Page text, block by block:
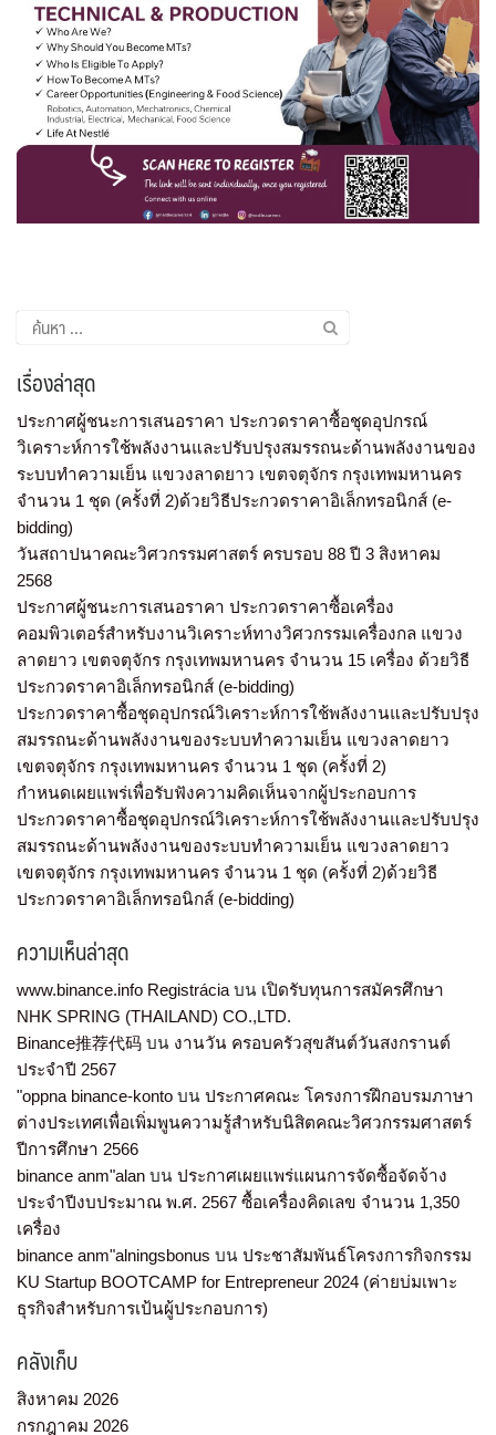
เรื่องล่าสุด
ประกาศผู้ชนะการเสนอราคา ประกวดราคาซื้อชุดอุปกรณ์
วิเคราะห์การใช้พลังงานและปรับปรุงสมรรถนะด้านพลังงานของ
ระบบทำความเย็น แขวงลาดยาว เขตจตุจักร กรุงเทพมหานคร
จำนวน 1 ชุด (ครั้งที่ 2)ด้วยวิธีประกวดราคาอิเล็กทรอนิกส์ (e-
bidding)
วันสถาปนาคณะวิศวกรรมศาสตร์ ครบรอบ 88 ปี 3 สิงหาคม
2568
ประกาศผู้ชนะการเสนอราคา ประกวดราคาซื้อเครื่อง
คอมพิวเตอร์สำหรับงานวิเคราะห์ทางวิศวกรรมเครื่องกล แขวง
ลาดยาว เขตจตุจักร กรุงเทพมหานคร จำนวน 15 เครื่อง ด้วยวิธี
ประกวดราคาอิเล็กทรอนิกส์ (e-bidding)
ประกวดราคาซื้อชุดอุปกรณ์วิเคราะห์การใช้พลังงานและปรับปรุง
สมรรถนะด้านพลังงานของระบบทำความเย็น แขวงลาดยาว
เขตจตุจักร กรุงเทพมหานคร จำนวน 1 ชุด (ครั้งที่ 2)
กำหนดเผยแพร่เพื่อรับฟังความคิดเห็นจากผู้ประกอบการ
ประกวดราคาซื้อชุดอุปกรณ์วิเคราะห์การใช้พลังงานและปรับปรุง
สมรรถนะด้านพลังงานของระบบทำความเย็น แขวงลาดยาว
เขตจตุจักร กรุงเทพมหานคร จำนวน 1 ชุด (ครั้งที่ 2)ด้วยวิธี
ประกวดราคาอิเล็กทรอนิกส์ (e-bidding)
ความเห็นล่าสุด
www.binance.info Registrácia บน เปิดรับทุนการสมัครศึกษา
NHK SPRING (THAILAND) CO.,LTD.
Binance推荐代码 บน งานวัน ครอบครัวสุขสันต์วันสงกรานต์
ประจำปี 2567
"oppna binance-konto บน ประกาศคณะ โครงการฝึกอบรมภาษา
ต่างประเทศเพื่อเพิ่มพูนความรู้สำหรับนิสิตคณะวิศวกรรมศาสตร์
ปีการศึกษา 2566
binance anm"alan บน ประกาศเผยแพร่แผนการจัดซื้อจัดจ้าง
ประจำปีงบประมาณ พ.ศ. 2567 ซื้อเครื่องคิดเลข จำนวน 1,350
เครื่อง
binance anm"alningsbonus บน ประชาสัมพันธ์โครงการกิจกรรม
KU Startup BOOTCAMP for Entrepreneur 2024 (ค่ายบ่มเพาะ
ธุรกิจสำหรับการเป้นผู้ประกอบการ)
คลังเก็บ
สิงหาคม 2026
กรกฎาคม 2026